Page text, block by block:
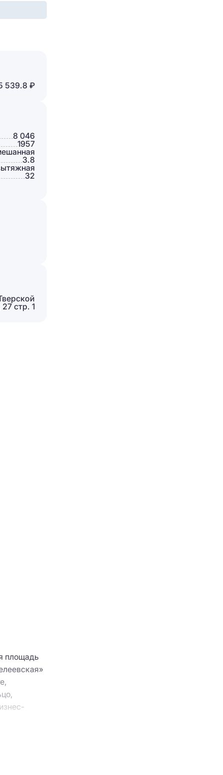
539.8 ₽
8 046
1957
3.8
32
стр. 1
площадь